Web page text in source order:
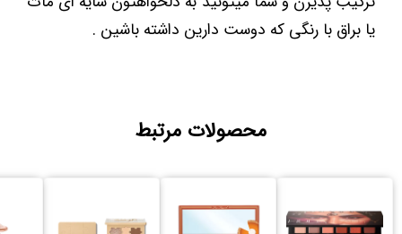
یا براق با رنگی که دوست دارین داشته باشین .
محصولات مرتبط